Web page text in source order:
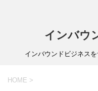
インバウ
インバウンドビジネス
HOME >